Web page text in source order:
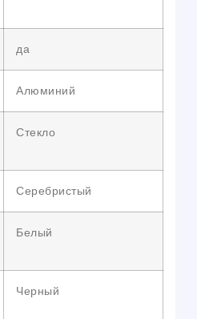
да
Алюминий
Стекло
Серебристый
Белый
Черный